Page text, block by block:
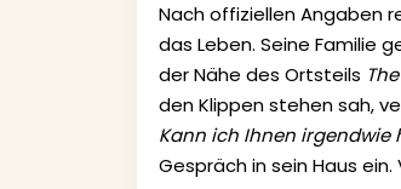
Nach offiziellen Angaben
das Leben. Seine Familie
der Nähe des Ortsteils
den Klippen stehen sah,
Kann ich Ihnen irgendwie
Gespräch in sein Haus